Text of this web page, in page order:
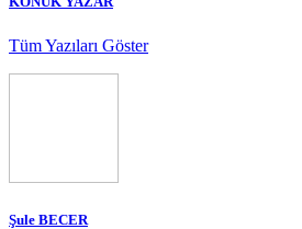
Tüm Yazıları Göster
Şule BECER